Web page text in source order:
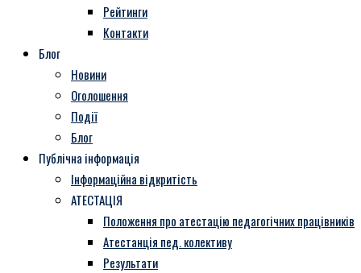
Рейтинги
Контакти
Блог
Новини
Оголошення
Події
Блог
Публічна інформація
Інформаційна відкритість
АТЕСТАЦІЯ
Положення про атестацію педагогічних працівників
Атестанція пед. колективу
Результати